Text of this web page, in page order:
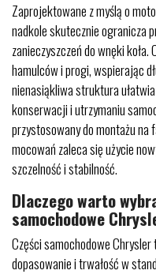
Zaprojektowane z myślą o
nadkole skutecznie ogranicza
zanieczyszczeń do wnęki
hamulców i progi, wspierając
nienasiąkliwa struktura
konserwacji i utrzymaniu
przystosowany do montażu na
mocowań zaleca się użycie
szczelność i stabilność.
Dlaczego warto
samochodowe
Części samochodowe
dopasowanie i trwałość w